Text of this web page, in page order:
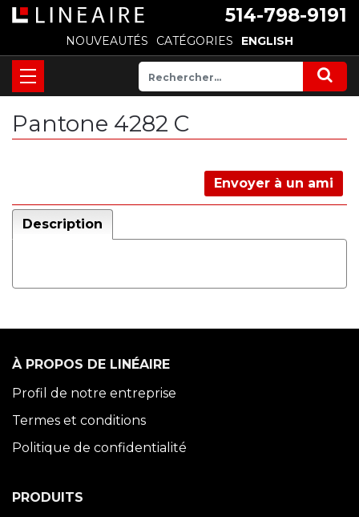
514-798-9191
NOUVEAUTÉS CATÉGORIES ENGLISH
Pantone 4282 C
Envoyer à un ami
Description
À PROPOS DE LINÉAIRE
Profil de notre entreprise
Termes et conditions
Politique de confidentialité
PRODUITS